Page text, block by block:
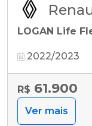
LOGAN Life
2022/2023
R$ 61.900
Ver mais